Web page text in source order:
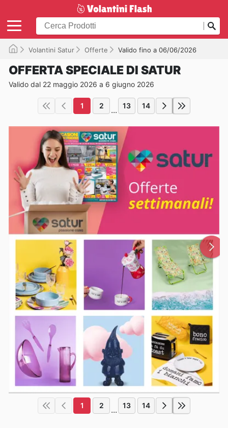
Volantini Satur Offerte Valido fino a 06/06/2026
OFFERTA SPECIALE DI SATUR
Valido dal 22 maggio 2026 a 6 giugno 2026
1 2 ... 13 14
1 2 ... 13 14